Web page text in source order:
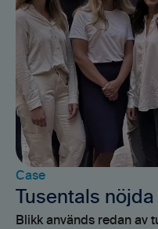
Case
Tusentals
Blikk används redan av